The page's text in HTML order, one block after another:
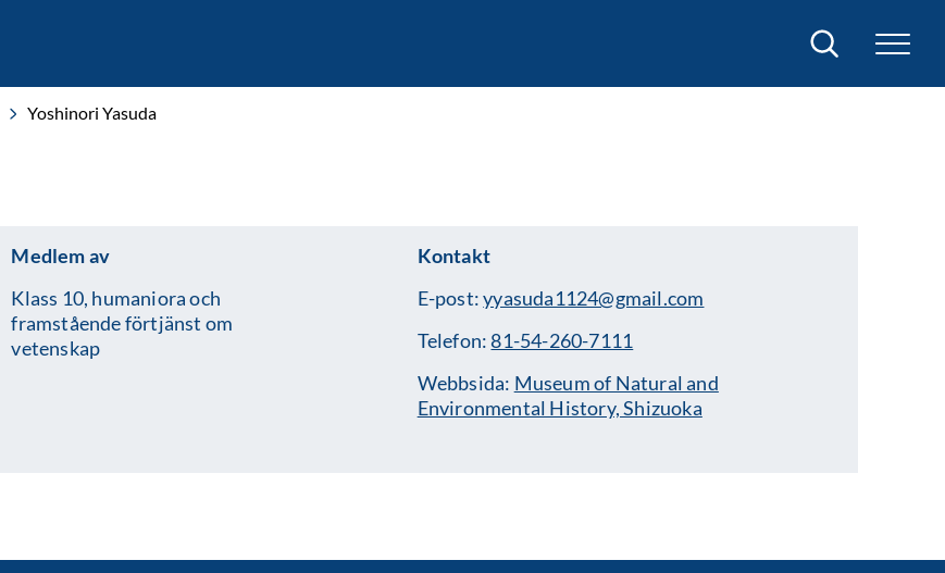
Sök
Yoshinori Yasuda
Medlem av
Klass 10, humaniora och
framstående förtjänst om
vetenskap
Kontakt
E-post:yyasuda1124@gmail.com
Telefon:81-54-260-7111
Webbsida: Museum of Natural and
Environmental History, Shizuoka